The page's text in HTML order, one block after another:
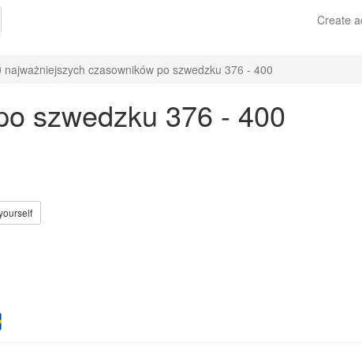
Create
najważniejszych czasowników po szwedzku 376 - 400
szwedzku 376 - 400